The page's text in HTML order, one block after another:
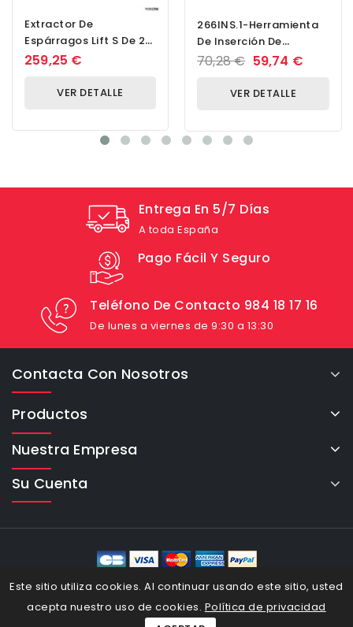
Extractor De
Espárragos Lift S De 27
Mm De Accionamiento
259,25 €
VER DETALLE
266INS.1-Herramienta
De Inserción De
Trinquete Para 266 -
70,28 € 59,74 €
VER DETALLE
Entrega En 5/7 Días
A toda España
Pago Fácil Y Seguro
Teléfono De Contacto 984 18 17 16
De lunes a viernes de 9:30 a 13:30
Contacta Con Nosotros
Productos
Nuestra Empresa
Su Cuenta
Este sitio utiliza cookies. Al continuar usando este sitio, usted
acepta nuestro uso de cookies. Política de privacidad
eCommerce Cybertron © 2026